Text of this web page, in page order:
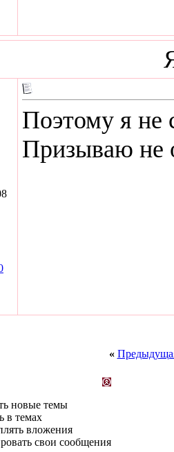
Поэтому я не
Призываю не
«
новые темы
в темах
вложения
свои сообщения